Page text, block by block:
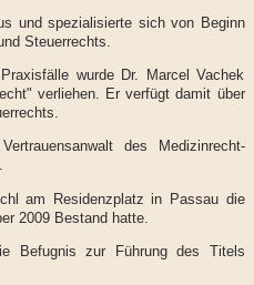
und spezialisierte sich von Beginn
Steuerrechts.
wurde Dr. Marcel Vachek
verliehen. Er verfügt damit über
des Medizinrecht-
am Residenzplatz in Passau die
2009 Bestand hatte.
Befugnis zur Führung des Titels